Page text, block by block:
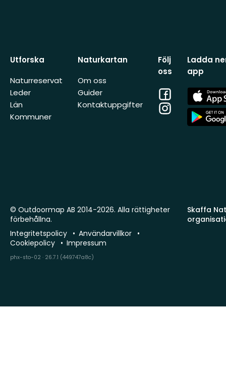
Utforska
Naturreservat
Leder
Län
Kommuner
Naturkartan
Om oss
Guider
Kontaktuppgifter
Följ
oss
Facebook
Instagram
Ladda
app
App
Store
App
Store
Skaffa
© Outdoormap AB 2014-2026. Alla rättigheter
förbehållna.
Integritetspolicy
Användarvillkor
Cookiepolicy
Impressum
phx-sto-02 · 26.7.1 (449747a8c)